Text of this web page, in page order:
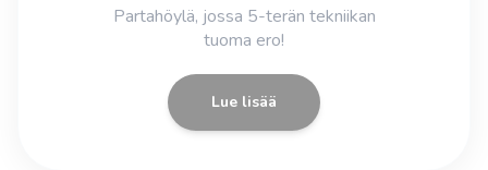
Partahöylä, jossa 5-terän tekniikan
tuoma ero!
Lue lisää